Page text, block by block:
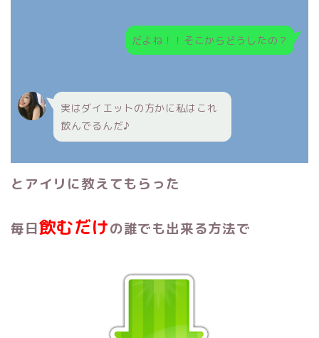
だよね！！そこからどうしたの？
実はダイエットの方かに私はこれ
飲んでるんだ♪
とアイリに教えてもらった
毎日飲むだけの誰でも出来る方法で